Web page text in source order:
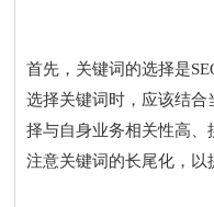
首先，关键词的选择是
选择关键词时，应该结
择与自身业务相关性高
注意关键词的长尾化，以